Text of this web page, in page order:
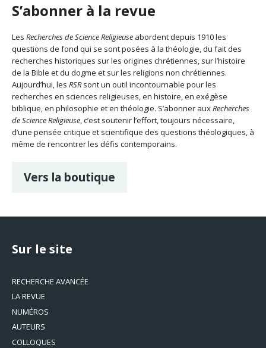
S’abonner à la revue
Les Recherches de Science Religieuse abordent depuis 1910 les
questions de fond qui se sont posées à la théologie, du fait des
recherches historiques sur les origines chrétiennes, sur l’histoire
de la Bible et du dogme et sur les religions non chrétiennes.
Aujourd’hui, les RSRsont un outil incontournable pour les
recherches en sciences religieuses, en histoire, en exégèse
biblique, en philosophie et en théologie. S’abonner auxRecherches
de Science Religieuse, c’est soutenir l’effort, toujours nécessaire,
d’une pensée critique et scientifique des questions théologiques, à
même de rencontrer les défis contemporains.
Vers la boutique
Sur le site
RECHERCHE AVANCÉE
LA REVUE
NUMÉROS
AUTEURS
COLLOQUES